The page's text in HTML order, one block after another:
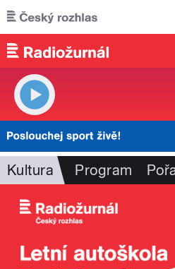
Přejít k hlavnímu obsahu
Kultura Program